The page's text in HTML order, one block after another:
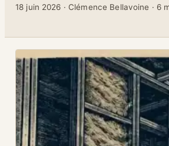
18 juin 2026 · Clémence Bellavoine · 6